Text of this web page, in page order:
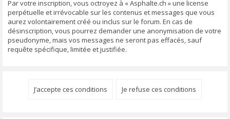
Par votre inscription, vous octroyez à « Asphalte.ch » une license
perpétuelle et irrévocable sur les contenus et messages que vous
aurez volontairement créé ou inclus sur le forum. En cas de
désinscription, vous pourrez demander une anonymisation de votre
pseudonyme, mais vos messages ne seront pas effacés, sauf
requête spécifique, limitée et justifiée.